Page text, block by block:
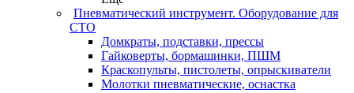
Пневматический инструмент. Оборудование для
СТО
Домкраты, подставки, прессы
Гайковерты, бормашинки, ПШМ
Краскопульты, пистолеты, опрыскиватели
Молотки пневматические, оснастка